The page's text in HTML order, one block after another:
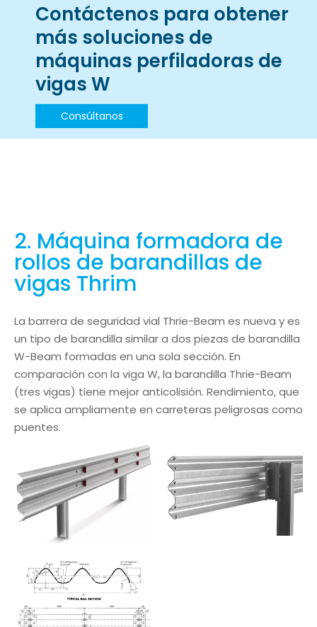
Contáctenos para obtener
más soluciones de
máquinas perfiladoras de
vigas W
Consúltanos
2. Máquina formadora de
rollos de barandillas de
vigas Thrim
La barrera de seguridad vial Thrie-Beam es nueva y es
un tipo de barandilla similar a dos piezas de barandilla
W-Beam formadas en una sola sección. En
comparación con la viga W, la barandilla Thrie-Beam
(tres vigas) tiene mejor anticolisión. Rendimiento, que
se aplica ampliamente en carreteras peligrosas como
puentes.
Máquina para
fabricar barandillas
de acero Thrie-